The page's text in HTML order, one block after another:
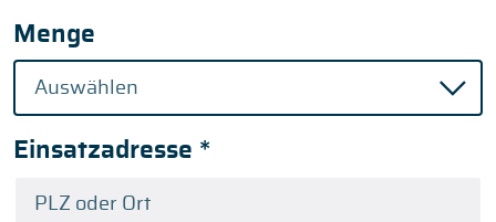
Menge
Einsatzadresse *